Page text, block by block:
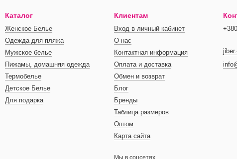
Каталог
Женское Белье
Одежда для пляжа
Мужское белье
Пижамы, домашняя одежда
Термобелье
Детское Белье
Для подарка
Клиентам
Вход в личный кабинет
О нас
Контактная информация
Оплата и доставка
Обмен и возврат
Блог
Бренды
Таблица размеров
Оптом
Карта сайта